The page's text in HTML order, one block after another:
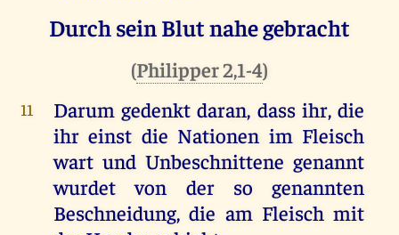
Durch sein Blut nahe gebracht
(Philipper 2,1-4)
11 Darum gedenkt daran, dass ihr,die
ihreinst die Nationen im Fleisch
wart und Unbeschnittene genannt
wurdet
von der so genannten
Beschneidung,die am Fleisch mit